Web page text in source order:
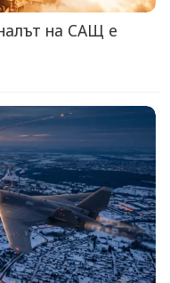
на САЩ е